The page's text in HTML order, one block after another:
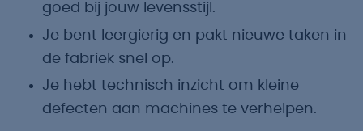
goed bij jouw levensstijl.
Je bent leergierig en pakt nieuwe taken in
de fabriek snel op.
Je hebt technisch inzicht om kleine
defecten aan machines te verhelpen.